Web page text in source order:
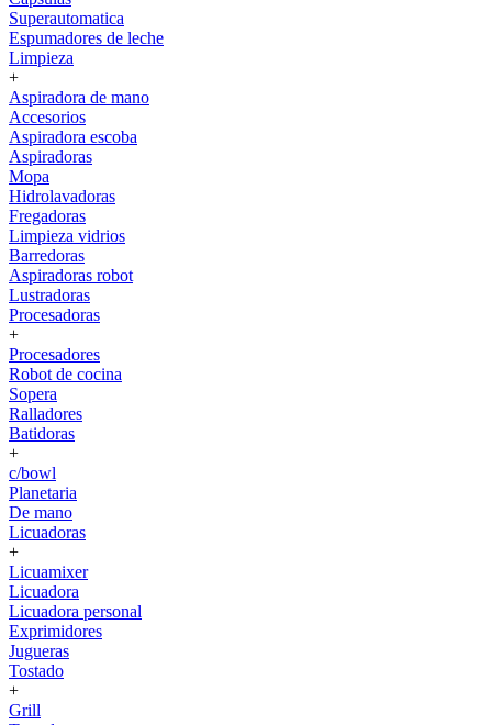
Superautomatica
Espumadores de leche
Limpieza
+
Aspiradora de mano
Accesorios
Aspiradora escoba
Aspiradoras
Mopa
Hidrolavadoras
Fregadoras
Limpieza vidrios
Barredoras
Aspiradoras robot
Lustradoras
Procesadoras
+
Procesadores
Robot de cocina
Sopera
Ralladores
Batidoras
+
c/bowl
Planetaria
De mano
Licuadoras
+
Licuamixer
Licuadora
Licuadora personal
Exprimidores
Jugueras
Tostado
+
Grill